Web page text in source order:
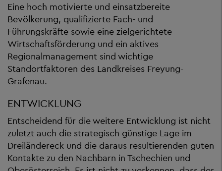
Eine hoch motivierte und einsatzbereite
Bevölkerung, qualifizierte Fach- und
Führungskräfte sowie eine zielgerichtete
Wirtschaftsförderung und ein aktives
Regionalmanagement sind wichtige
Standortfaktoren des Landkreises Freyung-
Grafenau.
ENTWICKLUNG
Entscheidend für die weitere Entwicklung ist nicht
zuletzt auch die strategisch günstige Lage im
Dreiländereck und die daraus resultierenden guten
Kontakte zu den Nachbarn in Tschechien und